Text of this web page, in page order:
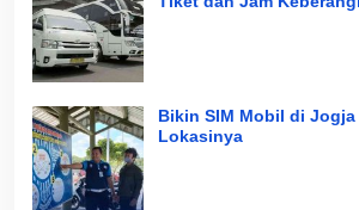
Bikin SIM Mobil di
Lokasinya